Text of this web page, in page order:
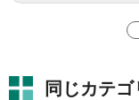
同じカテ